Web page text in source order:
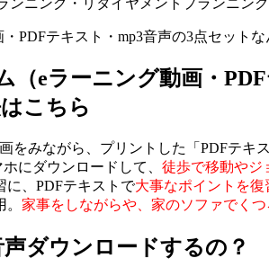
PDFテキスト・mp3音声の3点セットな
（eラーニング動画・
こちら
をみながら、プリントした「PDFテキ
にダウンロードして、 徒歩で移動やジ
に、PDFテキストで大事なポイントを復
家事をしながらや、家のソファでく
ダウンロードするの？